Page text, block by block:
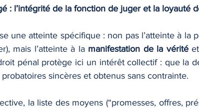
: l’intégrité de la fonction de juger et la loyauté
une atteinte spécifique : non pas l’atteinte à la
mais l’atteinte à la manifestation de la vérité et
pénal protège ici un intérêt collectif : que la
sincères et obtenus sans contrainte.
la liste des moyens (“promesses, offres,